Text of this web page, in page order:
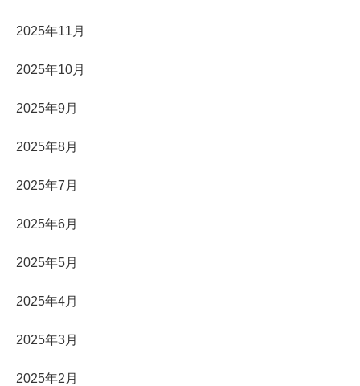
2025年11月
2025年10月
2025年9月
2025年8月
2025年7月
2025年6月
2025年5月
2025年4月
2025年3月
2025年2月